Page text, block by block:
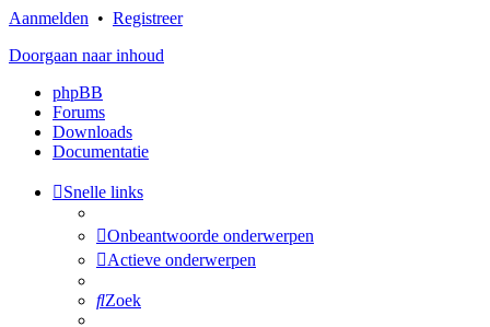
Aanmelden • Registreer
Doorgaan naar inhoud
phpBB
Forums
Downloads
Documentatie
Snelle links
Onbeantwoorde onderwerpen
Actieve onderwerpen
Zoek